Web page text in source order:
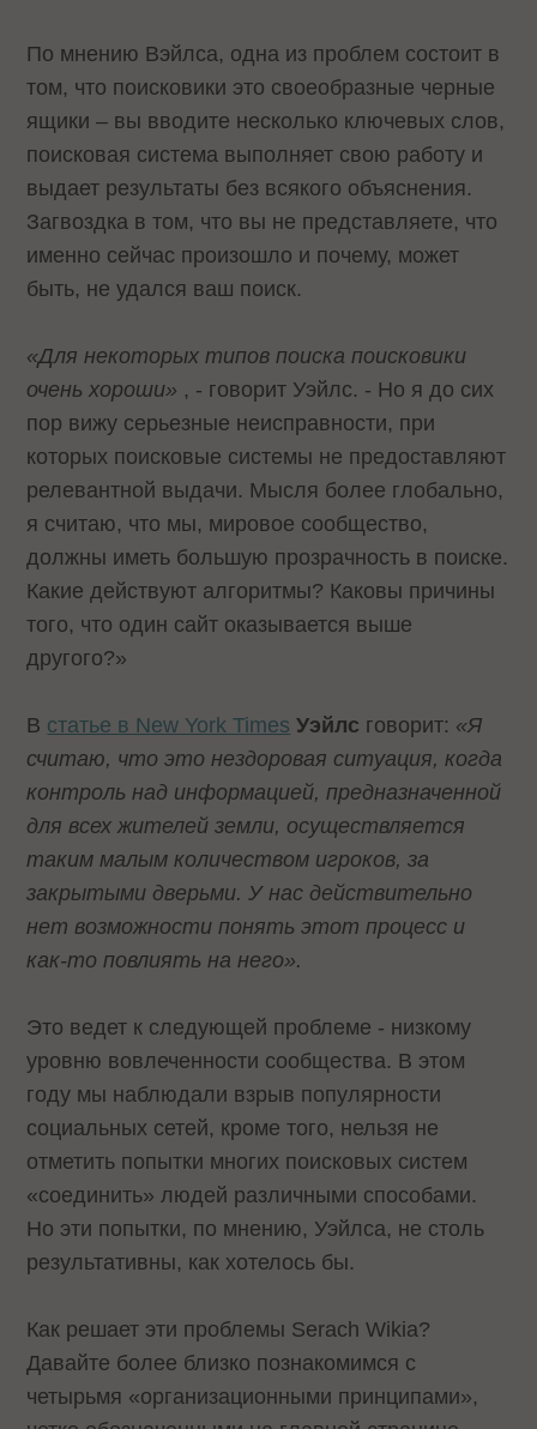
По мнению Вэйлса, одна из проблем состоит в
том, что поисковики это своеобразные черные
ящики – вы вводите несколько ключевых слов,
поисковая система выполняет свою работу и
выдает результаты без всякого объяснения.
Загвоздка в том, что вы не представляете, что
именно сейчас произошло и почему, может
быть, не удался ваш поиск.
«Для некоторых типов поиска поисковики
очень хороши» , - говорит Уэйлс. - Но я до сих
пор вижу серьезные неисправности, при
которых поисковые системы не предоставляют
релевантной выдачи. Мысля более глобально,
я считаю, что мы, мировое сообщество,
должны иметь большую прозрачность в поиске.
Какие действуют алгоритмы? Каковы причины
того, что один сайт оказывается выше
другого?»
В статье в New York Times Уэйлс говорит: «Я
считаю, что это нездоровая ситуация, когда
контроль над информацией, предназначенной
для всех жителей земли, осуществляется
таким малым количеством игроков, за
закрытыми дверьми. У нас действительно
нет возможности понять этот процесс и
как-то повлиять на него».
Это ведет к следующей проблеме - низкому
уровню вовлеченности сообщества. В этом
году мы наблюдали взрыв популярности
социальных сетей, кроме того, нельзя не
отметить попытки многих поисковых систем
«соединить» людей различными способами.
Но эти попытки, по мнению, Уэйлса, не столь
результативны, как хотелось бы.
Как решает эти проблемы Serach Wikia?
Давайте более близко познакомимся с
четырьмя «организационными принципами»,